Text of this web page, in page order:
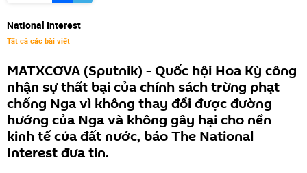
National Interest
Tất cả các bài viết
MATXCƠVA (Sputnik) - Quốc hội Hoa Kỳ công
nhận sự thất bại của chính sách trừng phạt
chống Nga vì không thay đổi được đường
hướng của Nga và không gây hại cho nền
kinh tế của đất nước, báo The National
Interest đưa tin.